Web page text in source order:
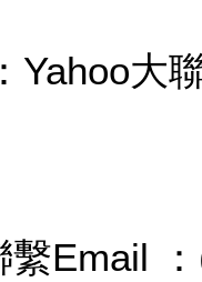
Yahoo大
繫Email